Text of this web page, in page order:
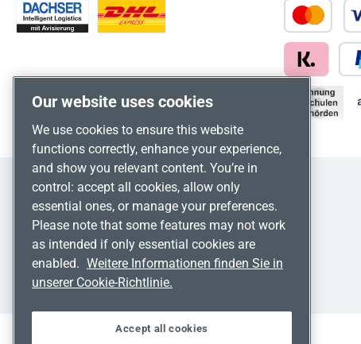
Our website uses cookies
We use cookies to ensure this website
functions correctly, enhance your experience,
and show you relevant content. You’re in
control: accept all cookies, allow only
essential ones, or manage your preferences.
Please note that some features may not work
as intended if only essential cookies are
enabled. Weitere Informationen finden Sie in
unserer Cookie-Richtlinie.
Accept all cookies